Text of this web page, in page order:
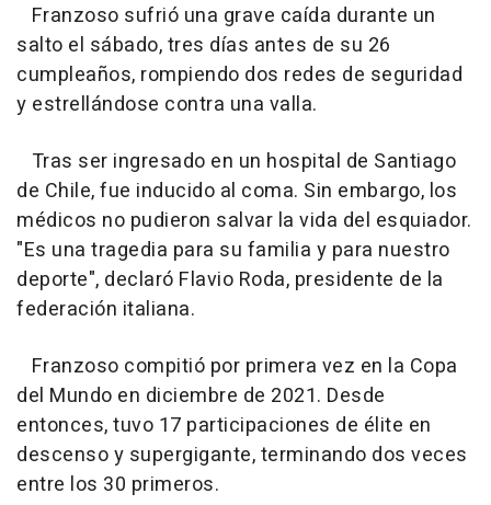
Franzoso sufrió una grave caída durante un
salto el sábado, tres días antes de su 26
cumpleaños, rompiendo dos redes de seguridad
y estrellándose contra una valla.
Tras ser ingresado en un hospital de Santiago
de Chile, fue inducido al coma. Sin embargo, los
médicos no pudieron salvar la vida del esquiador.
"Es una tragedia para su familia y para nuestro
deporte", declaró Flavio Roda, presidente de la
federación italiana.
Franzoso compitió por primera vez en la Copa
del Mundo en diciembre de 2021. Desde
entonces, tuvo 17 participaciones de élite en
descenso y supergigante, terminando dos veces
entre los 30 primeros.